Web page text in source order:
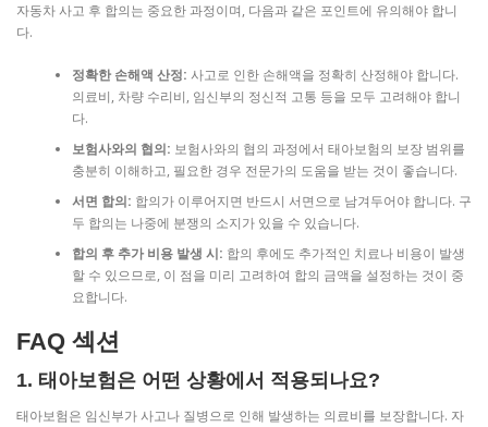
자동차 사고 후 합의는 중요한 과정이며, 다음과 같은 포인트에 유의해야 합니
다.
정확한 손해액 산정: 사고로 인한 손해액을 정확히 산정해야 합니다.
의료비, 차량 수리비, 임신부의 정신적 고통 등을 모두 고려해야 합니
다.
보험사와의 협의: 보험사와의 협의 과정에서 태아보험의 보장 범위를
충분히 이해하고, 필요한 경우 전문가의 도움을 받는 것이 좋습니다.
서면 합의: 합의가 이루어지면 반드시 서면으로 남겨두어야 합니다. 구
두 합의는 나중에 분쟁의 소지가 있을 수 있습니다.
합의 후 추가 비용 발생 시: 합의 후에도 추가적인 치료나 비용이 발생
할 수 있으므로, 이 점을 미리 고려하여 합의 금액을 설정하는 것이 중
요합니다.
FAQ 섹션
1. 태아보험은 어떤 상황에서 적용되나요?
태아보험은 임신부가 사고나 질병으로 인해 발생하는 의료비를 보장합니다. 자